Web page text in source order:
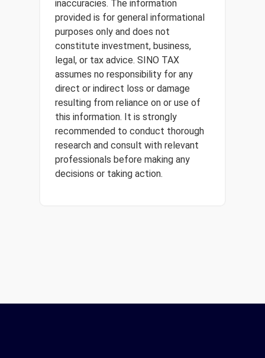
inaccuracies. The information
provided is for general informational
purposes only and does not
constitute investment, business,
legal, or tax advice. SINO TAX
assumes no responsibility for any
direct or indirect loss or damage
resulting from reliance on or use of
this information. It is strongly
recommended to conduct thorough
research and consult with relevant
professionals before making any
decisions or taking action.